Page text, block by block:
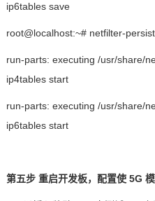
ip6tables save
root@localhost:~# netfilter-
run-parts: executing /usr/share/
ip4tables start
run-parts: executing /usr/share/
ip6tables start
第五步 重启开发板，配置使 5G